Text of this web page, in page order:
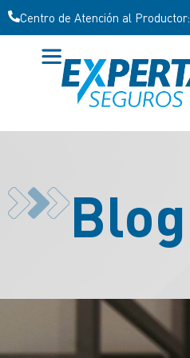
Centro de Atención al Productor:
Blog